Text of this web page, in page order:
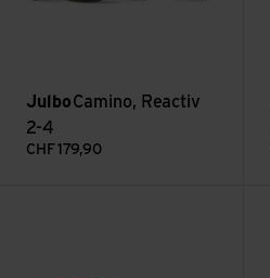
JulboCamino, Reactiv
2-4
CHF 179,90